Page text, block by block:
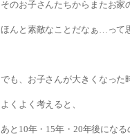
そのお子さんたちからまたお家
ほんと素敵なことだなぁ…って
でも、お子さんが大きくなった
よくよく考えると、
あと10年・15年・20年後になる